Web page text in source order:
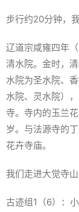
步行约20分钟，
辽道宗咸雍四年
清水院。金时，
水院为圣水院、
水院、灵水院）
寺。寺内的玉兰
岁。与法源寺的
花卉寺庙。
我们走进大觉寺
古迹组1（6）：